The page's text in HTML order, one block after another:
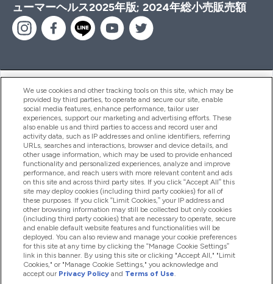
ューマーヘルス2025年版; 2024年総小売販売額
ヘルプ＆ガイド
商品について
会社概要
特典＆ポイント
2026 The Hut.com Ltd
We use cookies and other tracking tools on this site, which may be
provided by third parties, to operate and secure our site, enable
social media features, enhance performance, tailor user
experiences, support our marketing and advertising efforts. These
also enable us and third parties to access and record user and
activity data, such as IP addresses and online identifiers, referring
URLs, searches and interactions, browser and device details, and
other usage information, which may be used to provide enhanced
functionality and personalized experiences, analyze and improve
performance, and reach users with more relevant content and ads
on this site and across third party sites. If you click “Accept All” this
site may deploy cookies (including third party cookies) for all of
these purposes. If you click “Limit Cookies,” your IP address and
other browsing information may still be collected but only cookies
(including third party cookies) that are necessary to operate, secure
and enable default website features and functionalities will be
deployed. You can also review and manage your cookie preferences
for this site at any time by clicking the “Manage Cookie Settings”
link in this banner. By using this site or clicking "Accept All," "Limit
Cookies," or "Manage Cookie Settings," you acknowledge and
accept our Privacy Policy and Terms of Use.